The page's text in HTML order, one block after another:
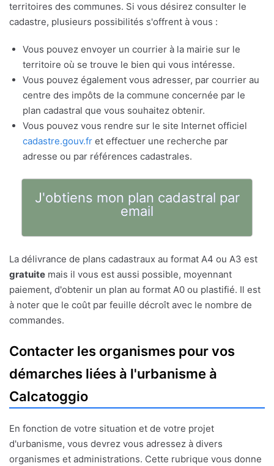
territoires des communes. Si vous désirez consulter le
cadastre, plusieurs possibilités s'offrent à vous :
Vous pouvez envoyer un courrier à la mairie sur le
territoire où se trouve le bien qui vous intéresse.
Vous pouvez également vous adresser, par courrier au
centre des impôts de la commune concernée par le
plan cadastral que vous souhaitez obtenir.
Vous pouvez vous rendre sur le site Internet officiel
cadastre.gouv.fr et effectuer une recherche par
adresse ou par références cadastrales.
J'obtiens mon plan cadastral par
email
La délivrance de plans cadastraux au format A4 ou A3 est
gratuite mais il vous est aussi possible, moyennant
paiement, d'obtenir un plan au format A0 ou plastifié. Il est
à noter que le coût par feuille décroît avec le nombre de
commandes.
Contacter les organismes pour vos
démarches liées à l'urbanisme à
Calcatoggio
En fonction de votre situation et de votre projet
d'urbanisme, vous devrez vous adressez à divers
organismes et administrations. Cette rubrique vous donne